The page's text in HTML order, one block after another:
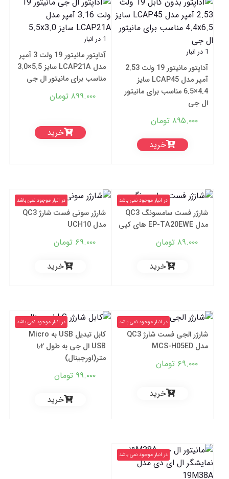
1 در انبار
آداپتور مانیتور 19 ولت 2.53
آمپر مدل LCAP45 سایز
4.4×6.5 مناسب برای مانیتور
ال جی
۸۹۵.۰۰۰ تومان
خرید
1 در انبار
آداپتور مانیتور 19 ولت 3 آمپر
مدل LCAP21A سایز 5.5×3.0
مناسب برای مانیتور ال جی
۸۹۹.۰۰۰ تومان
خرید
در انبار موجود نمی باشد
شارژر فست سامسونگ QC3
مدل EP-TA20EWE های کپی
۸۹.۰۰۰ تومان
خرید
در انبار موجود نمی باشد
شارژر سونی فست شارژ QC3
مدل UCH10
۶۹.۰۰۰ تومان
خرید
در انبار موجود نمی باشد
شارژر الجی فست شارژ QC3
مدل MCS-H05ED
۶۹.۰۰۰ تومان
خرید
در انبار موجود نمی باشد
کابل تبدیل USB به Micro
USB ال جی به طول ۱٫۲
متر(اورجینال)
۹۹.۰۰۰ تومان
خرید
در انبار موجود نمی باشد